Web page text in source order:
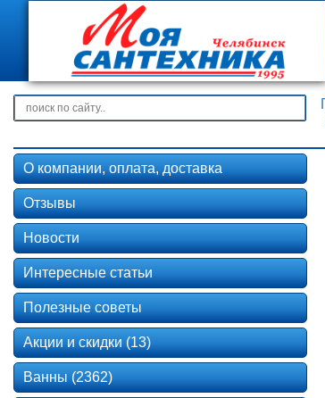
О компании, оплата, доставка
Отзывы
Новости
Интересные статьи
Полезные советы
Акции и скидки (13)
Ванны (2362)